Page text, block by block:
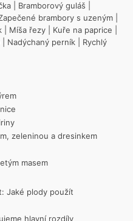
Bramborový guláš
brambory s uzeným
Míša řezy Kuře na paprice
Nadýchaný perník
Rychlý
zeleninou a dresinkem
masem
Jaké plody použít
hlavní rozdíly